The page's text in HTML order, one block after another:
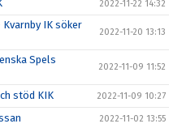
2022-11-22 14:32
IK söker
2022-11-20 13:13
Spels
2022-11-09 11:52
stöd KIK 2022-11-09 10:27
2022-11-02 13:55